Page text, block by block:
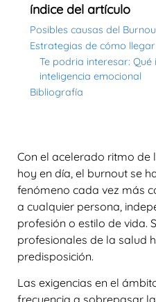
índice del artículo
Posibles causas del
Estrategias de cómo
Te podria interesar:
inteligencia emocional
Bibliografía
Con el acelerado ritmo de
hoy en día, el burnout se
fenómeno cada vez más
a cualquier persona,
profesión o estilo de vida.
profesionales de la salud
predisposición.
Las exigencias en el